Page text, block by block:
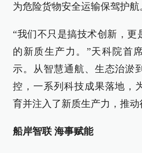
为危险货物安全运输保驾护航
“我们不只是搞技术创新，更
的新质生产力。”天科院首
示。从智慧通航、生态治淤
控，一系列科技成果落地，
育并注入了新质生产力，推动
船岸智联 海事赋能